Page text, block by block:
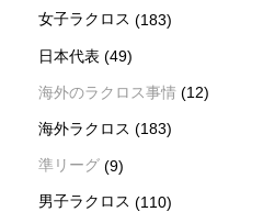
女子ラクロス (183)
日本代表 (49)
海外のラクロス事情 (12)
海外ラクロス (183)
準リーグ (9)
男子ラクロス (110)